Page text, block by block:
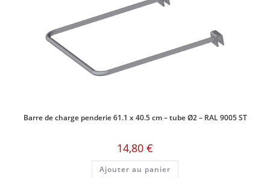
Barre de charge penderie 61.1 x 40.5 cm – tube Ø2 – RAL 9005 ST
14,80 €
Ajouter au panier